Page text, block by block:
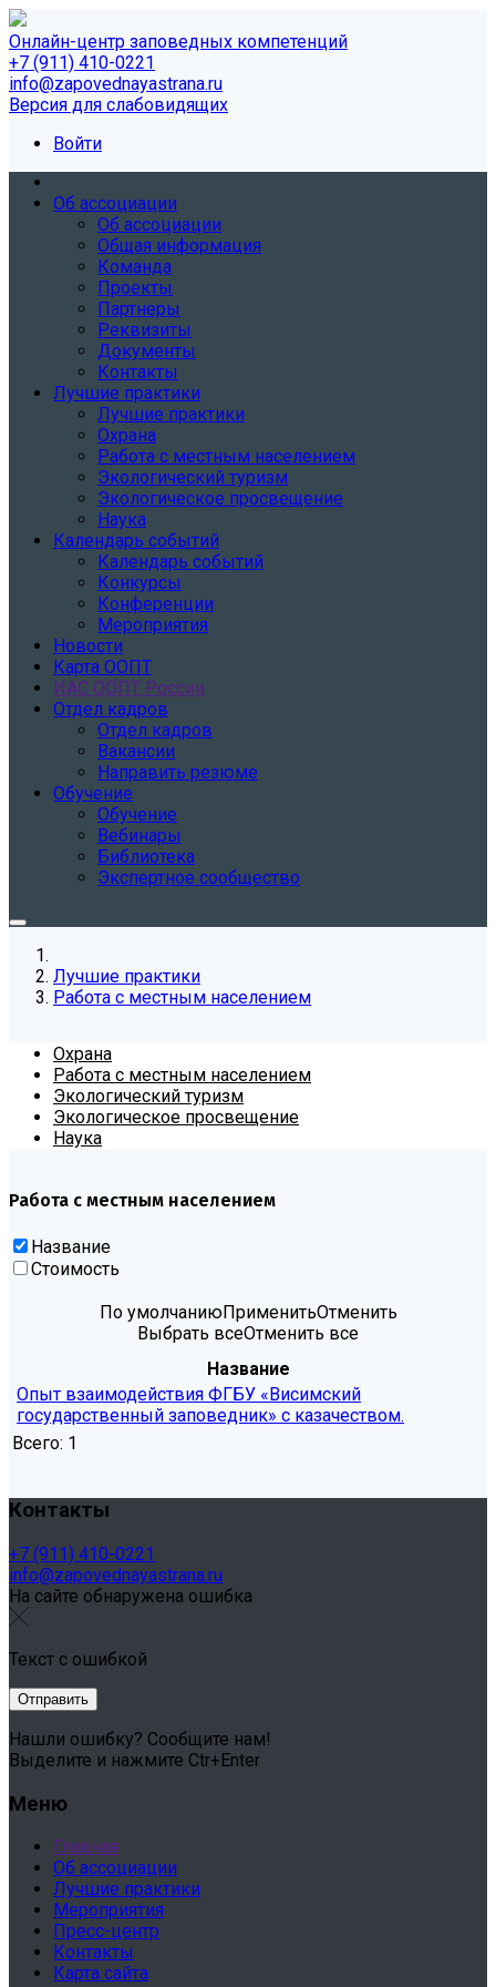
Онлайн-центр заповедных компетенций
+7 (911) 410-0221
info@zapovednayastrana.ru
Версия для слабовидящих
Войти
Об ассоциации
Об ассоциации
Общая информация
Команда
Проекты
Партнеры
Реквизиты
Документы
Контакты
Лучшие практики
Лучшие практики
Охрана
Работа с местным населением
Экологический туризм
Экологическое просвещение
Наука
Календарь событий
Календарь событий
Конкурсы
Конференции
Мероприятия
Новости
Карта ООПТ
ИАС ООПТ России
Отдел кадров
Отдел кадров
Вакансии
Направить резюме
Обучение
Обучение
Вебинары
Библиотека
Экспертное сообщество
Лучшие практики
Работа с местным населением
Охрана
Работа с местным населением
Экологический туризм
Экологическое просвещение
Наука
Работа с местным населением
Название
Стоимость
По умолчаниюПрименитьОтменить
Выбрать всеОтменить все
Название
Опыт взаимодействия ФГБУ «Висимский
государственный заповедник» с казачеством.
Всего: 1
Контакты
+7 (911) 410-0221
info@zapovednayastrana.ru
На сайте обнаружена ошибка
Текст с ошибкой
Нашли ошибку? Сообщите нам!
Выделите и нажмите Ctr+Enter
Меню
Главная
Об ассоциации
Лучшие практики
Мероприятия
Пресс-центр
Контакты
Карта сайта